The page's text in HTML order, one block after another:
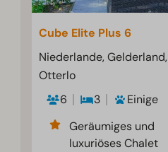
Cube Elite Plus 6
Niederlande, Gelderland,
Otterlo
6
3
Einige
Geräumiges und
luxuriöses Chalet